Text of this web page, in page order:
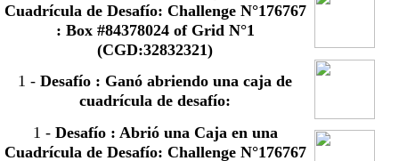
Cuadrícula de Desafío: Challenge N°176767
: Box #84378024 of Grid N°1
(CGD:32832321)
1 -Desafío : Ganó abriendo una caja de
cuadrícula de desafío:
1 - Desafío : Abrió una Caja en una
Cuadrícula de Desafío: Challenge N°176767